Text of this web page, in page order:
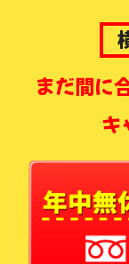
まだ間に
キ